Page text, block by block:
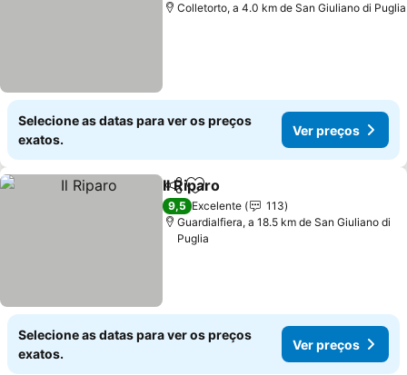
Colletorto, a 4.0 km de San Giuliano di Puglia
Selecione as datas para ver os preços
exatos.
Ver preços
PartilharAdicionar aos favoritos
Il Riparo
9,5 Excelente
113
Guardialfiera, a 18.5 km de San Giuliano di
Puglia
Selecione as datas para ver os preços
exatos.
Ver preços